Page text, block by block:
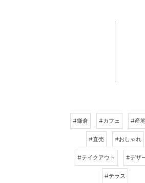
#鎌倉 #カフェ #産
#直売 #おしゃれ
#テイクアウト #デザ
#テラス